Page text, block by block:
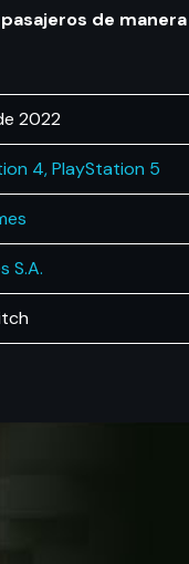
de manera
2022
4, PlayStation 5
S.A.